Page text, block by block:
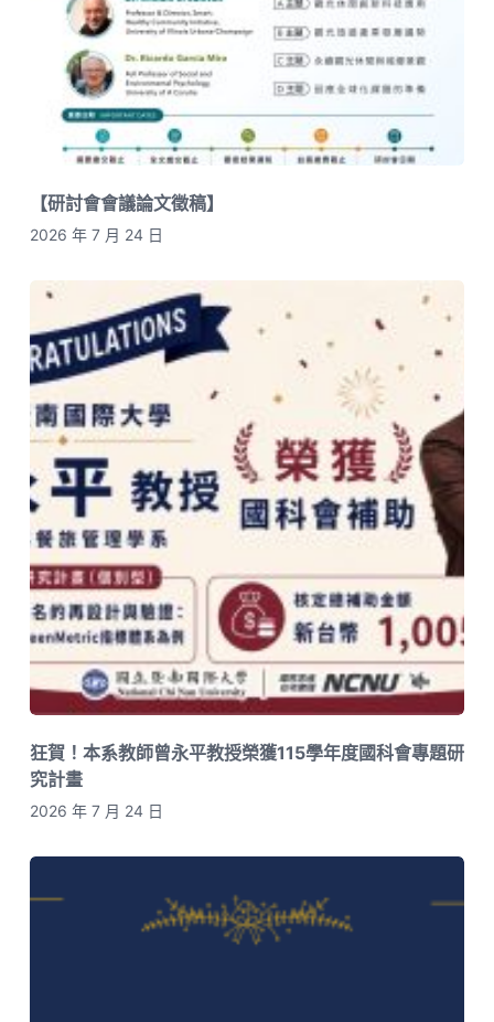
【研討會會議論文徵稿】
2026 年 7 月 24 日
狂賀！本系教師曾永平教授榮獲115學年度國科會專題研
究計畫
2026 年 7 月 24 日